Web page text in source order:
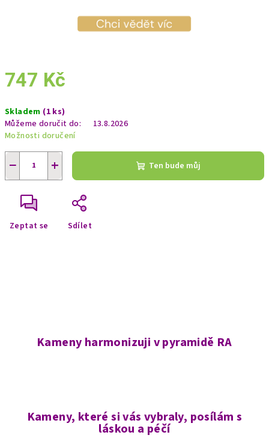
747 Kč
cena:
Skladem (1 ks)
Můžeme doručit do:
13.8.2026
Možnosti doručení
+
− Ten bude můj
Zeptat se Sdílet
Kameny harmonizuji v pyramidě RA
Kameny, které si vás vybraly, posílám s
láskou a péčí